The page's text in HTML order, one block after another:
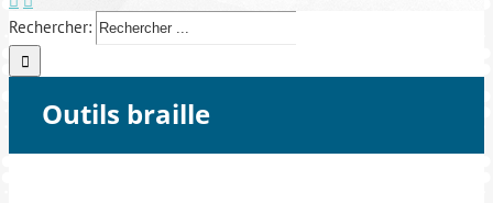
Rechercher:
Outils braille